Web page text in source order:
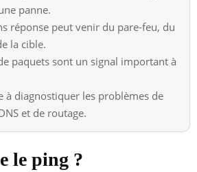
panne.
réponse peut venir du pare-feu, du
la cible.
paquets sont un signal important à
à diagnostiquer les problèmes de
et de routage.
le ping ?